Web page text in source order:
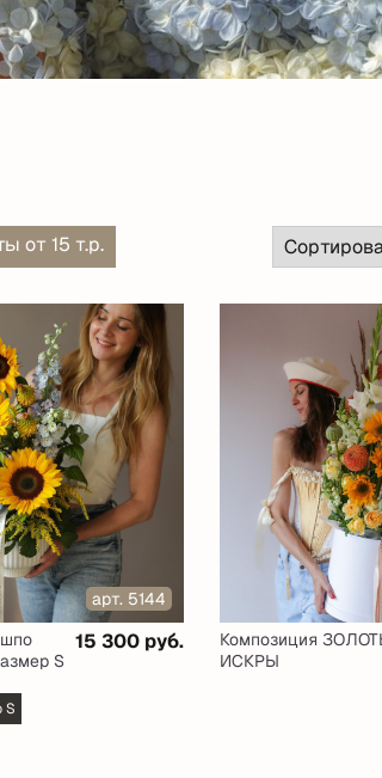
от 15 т.р.
арт. 5144
S
15 300 руб.
S
Композиция
ИСКРЫ